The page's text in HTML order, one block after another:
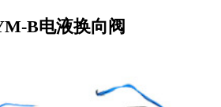
B电液换向阀